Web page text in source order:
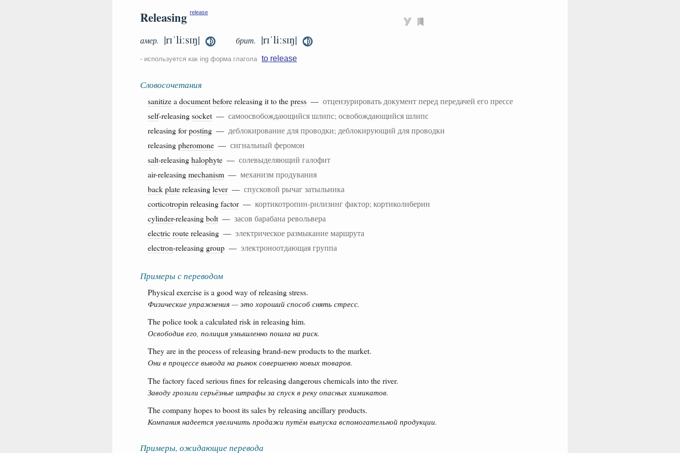
Releasing release
амер. |rɪˈliːsɪŋ| брит. |rɪˈliːsɪŋ|
- используется как ing форма глагола to release
Словосочетания
sanitizea documentbeforereleasing it to thepress — отцензурировать документ перед передачей его прессе
self-releasingsocket — самоосвобождающийся шлипс; освобождающийся шлипс
releasing forposting — деблокирование для проводки; деблокирующий для проводки
releasingpheromone — сигнальный феромон
salt-releasinghalophyte — солевыделяющий галофит
air-releasingmechanism — механизм продувания
backplatereleasinglever— спусковой рычаг затыльника
corticotropin releasingfactor— кортикотропин-рилизинг фактор; кортиколиберин
cylinder-releasingbolt — засов барабана револьвера
electricroutereleasing — электрическое размыкание маршрута
electron-releasing group — электроноотдающая группа
Примеры с переводом
Physical exercise is a good way of releasing stress.
Физические упражнения — это хороший способ снять стресс.
The police took a calculated risk in releasing him.
Освободив его, полиция умышленно пошла на риск.
They are in the process of releasing brand-new products to the market.
Они в процессе вывода на рынок совершенно новых товаров.
The factory faced serious fines for releasing dangerous chemicals into the river.
Заводу грозили серьёзные штрафы за спуск в реку опасных химикатов.
The company hopes to boost its sales by releasing ancillary products.
Компания надеется увеличить продажи путём выпуска вспомогательной продукции.
Примеры, ожидающие перевода